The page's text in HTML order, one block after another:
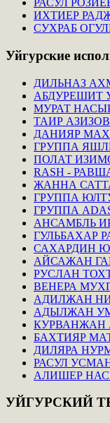
РАСУЛ
ИХТИЕР
СУХРАБ
Уйгурские
ДИЛЬНАЗ
АБДУРЕШИТ
МУРАТ
ТАИР АЗИЗОВ
ДАНИЯР
ГРУППА
ПОЛАТ
RASH -
ЖАННА
ГРУППА
ГРУППА
АНСАМБЛЬ
ГУЛЬБАХАР
САХАРДИН
АЙСАЖАН
РУСЛАН
ВЕНЕРА
АДИЛЖАН
АДЫЛЖАН
КУРВАНЖАН
БАХТИЯР
ДИЛЯРА
РАСУЛ
АЛИШЕР
УЙГУРСКИЙ